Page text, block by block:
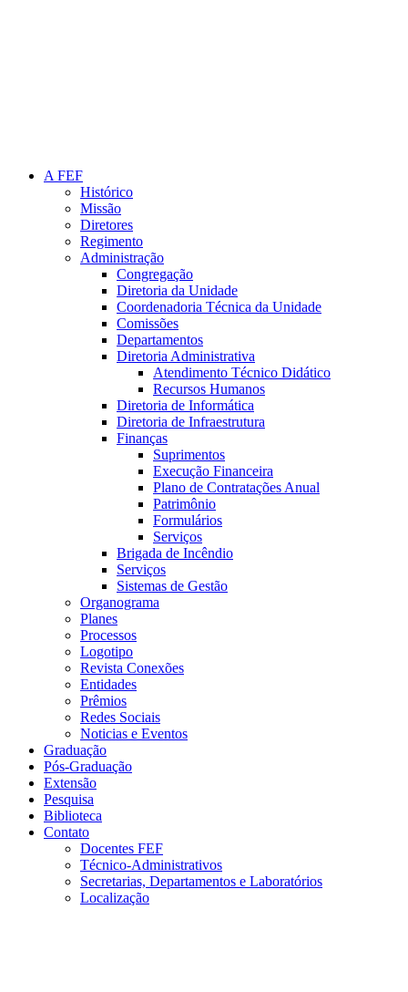
A FEF
Histórico
Missão
Diretores
Regimento
Administração
Congregação
Diretoria da Unidade
Coordenadoria Técnica da Unidade
Comissões
Departamentos
Diretoria Administrativa
Atendimento Técnico Didático
Recursos Humanos
Diretoria de Informática
Diretoria de Infraestrutura
Finanças
Suprimentos
Execução Financeira
Plano de Contratações Anual
Patrimônio
Formulários
Serviços
Brigada de Incêndio
Serviços
Sistemas de Gestão
Organograma
Planes
Processos
Logotipo
Revista Conexões
Entidades
Prêmios
Redes Sociais
Noticias e Eventos
Graduação
Pós-Graduação
Extensão
Pesquisa
Biblioteca
Contato
Docentes FEF
Técnico-Administrativos
Secretarias, Departamentos e Laboratórios
Localização